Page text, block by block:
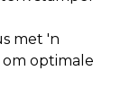
met 'n
optimale